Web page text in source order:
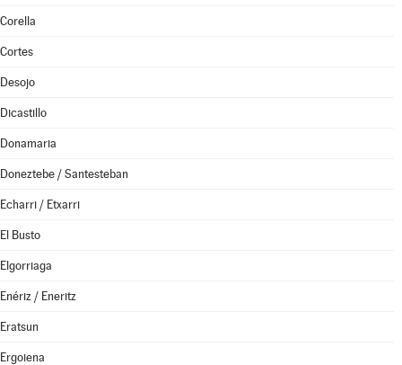
Corella
Cortes
Desojo
Dicastillo
Donamaria
Doneztebe / Santesteban
Echarri / Etxarri
El Busto
Elgorriaga
Enériz / Eneritz
Eratsun
Ergoiena